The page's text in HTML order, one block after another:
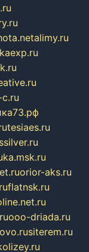
alimy.ru
tesiaes.ru
orior-aks.ru
flatnsk.ru
ooo-driada.ru
siterem.ru